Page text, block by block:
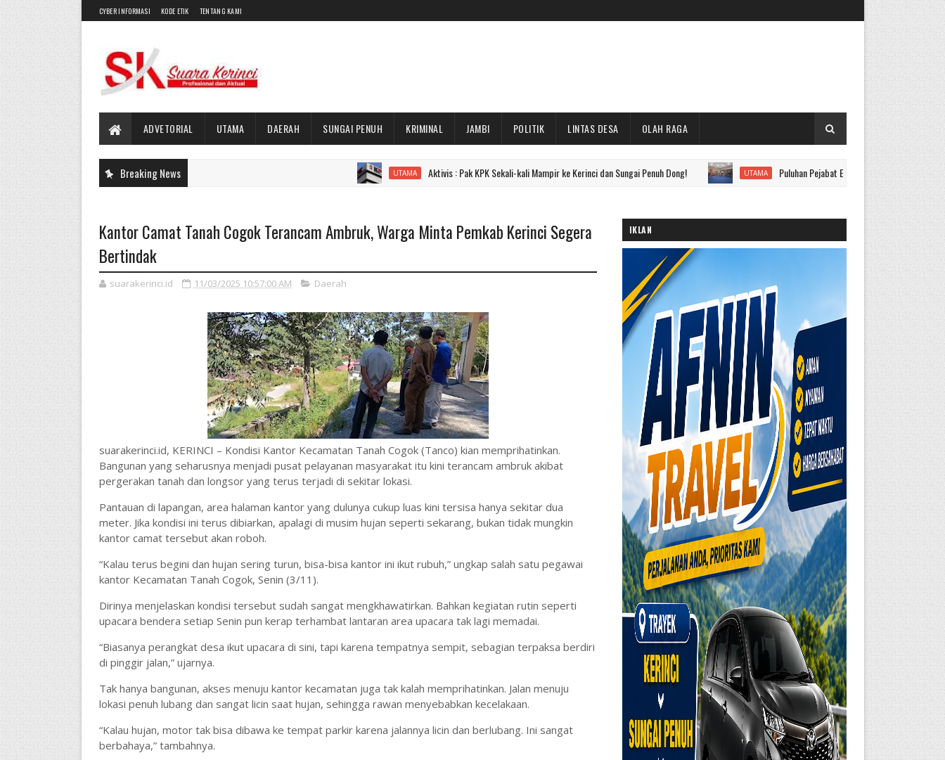
CYBER INFORMASI KODE ETIK TENTANG KAMI
ADVETORIAL UTAMA DAERAH SUNGAI PENUH KRIMINAL JAMBI POLITIK LINTAS DESA OLAH RAGA
Breaking News UTAMA Aktivis : Pak KPK Sekali-kali Mampir ke Kerinci dan Sungai Penuh Dong! UTAMA Puluhan Pejabat Eselon II hingga IV Pemkot Sungai Penuh
Kantor Camat Tanah Cogok Terancam Ambruk, Warga Minta Pemkab Kerinci Segera
Bertindak
suarakerinci.id 11/03/2025 10:57:00 AM Daerah
suarakerinci.id, KERINCI – Kondisi Kantor Kecamatan Tanah Cogok (Tanco) kian memprihatinkan.
Bangunan yang seharusnya menjadi pusat pelayanan masyarakat itu kini terancam ambruk akibat
pergerakan tanah dan longsor yang terus terjadi di sekitar lokasi.
Pantauan di lapangan, area halaman kantor yang dulunya cukup luas kini tersisa hanya sekitar dua
meter. Jika kondisi ini terus dibiarkan, apalagi di musim hujan seperti sekarang, bukan tidak mungkin
kantor camat tersebut akan roboh.
“Kalau terus begini dan hujan sering turun, bisa-bisa kantor ini ikut rubuh,” ungkap salah satu pegawai
kantor Kecamatan Tanah Cogok, Senin (3/11).
Dirinya menjelaskan kondisi tersebut sudah sangat mengkhawatirkan. Bahkan kegiatan rutin seperti
upacara bendera setiap Senin pun kerap terhambat lantaran area upacara tak lagi memadai.
“Biasanya perangkat desa ikut upacara di sini, tapi karena tempatnya sempit, sebagian terpaksa berdiri
di pinggir jalan,” ujarnya.
Tak hanya bangunan, akses menuju kantor kecamatan juga tak kalah memprihatinkan. Jalan menuju
lokasi penuh lubang dan sangat licin saat hujan, sehingga rawan menyebabkan kecelakaan.
“Kalau hujan, motor tak bisa dibawa ke tempat parkir karena jalannya licin dan berlubang. Ini sangat
berbahaya,” tambahnya.
IKLAN